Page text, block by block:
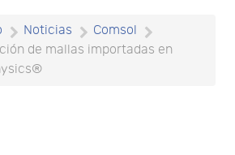
Noticias
Comsol
de mallas importadas en